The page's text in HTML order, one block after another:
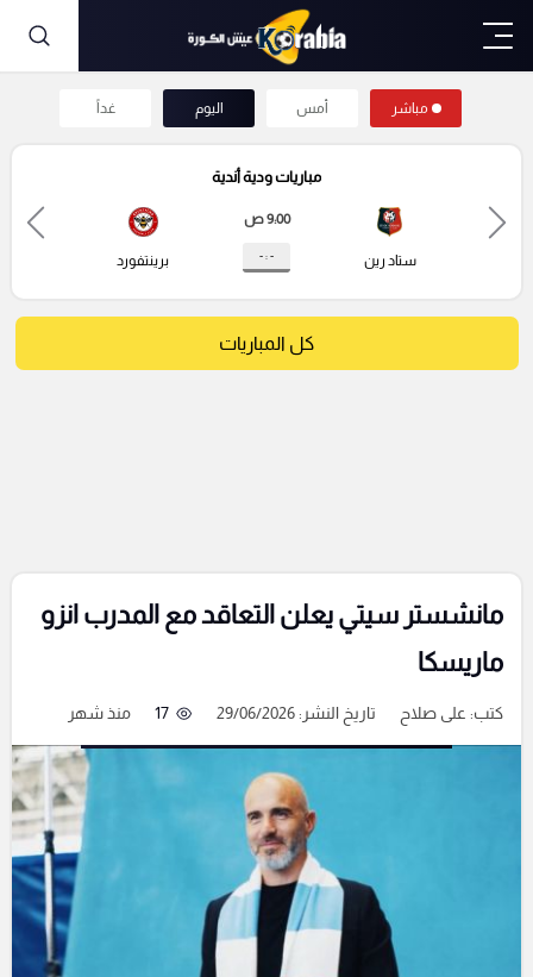
مباشر أمس اليوم غداً
مباريات ودية أندية
ستاد رين
9:00 ص
- : - برينتفورد
كل المباريات
مانشستر سيتي يعلن التعاقد مع المدرب انزو
ماريسكا
كتب: على صلاح تاريخ النشر: 29/06/2026 17 منذ شهر